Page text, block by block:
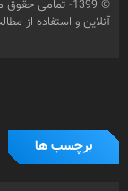
© 1399- تمامی
آنلاین و استفاده از
برچسب ها